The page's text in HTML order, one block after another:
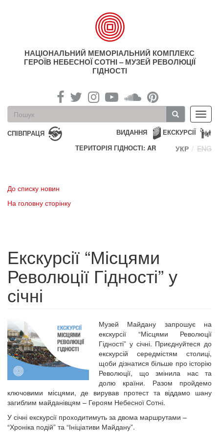
НАЦІОНАЛЬНИЙ МЕМОРІАЛЬНИЙ КОМПЛЕКС
ГЕРОЇВ НЕБЕСНОЇ СОТНІ – МУЗЕЙ РЕВОЛЮЦІЇ
ГІДНОСТІ
Пошукова
форма
Пошук
СПІВПРАЦЯ ЕКСКУРСІЇ
ВИДАННЯ
ТЕРИТОРІЯ ГІДНОСТІ: AR
УКР ENG
До списку новин
На головну сторінку
Екскурсії “Місцями
Революції Гідності” у
січні
Музей Майдану запрошує на
екскурсії “Місцями Революції
Гідності” у січні. Приєднуйтеся до
екскурсій середмістям столиці,
щоби дізнатися більше про історію
Революції, що змінила нас та
долю країни. Разом пройдемо
ключовими місцями, де вирував протест та віддамо шану
загиблим майданівцям – Героям Небесної Сотні.
У січні екскурсії проходитимуть за двома маршрутами –
“Хроніка подій” та “Ініціативи Майдану”.